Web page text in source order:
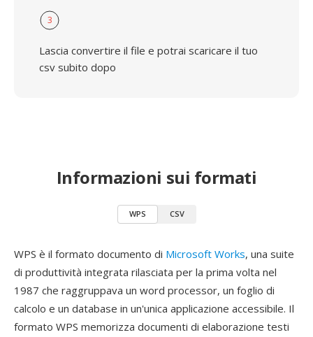
3
Lascia convertire il file e potrai scaricare il tuo
csv subito dopo
Informazioni sui formati
WPS CSV
WPS è il formato documento di Microsoft Works, una suite
di produttività integrata rilasciata per la prima volta nel
1987 che raggruppava un word processor, un foglio di
calcolo e un database in un'unica applicazione accessibile. Il
formato WPS memorizza documenti di elaborazione testi